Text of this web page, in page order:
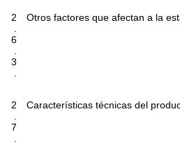
2
.
6
.
3
.
Otros factores que afectan a la
2
.
7
.
Características técnicas del